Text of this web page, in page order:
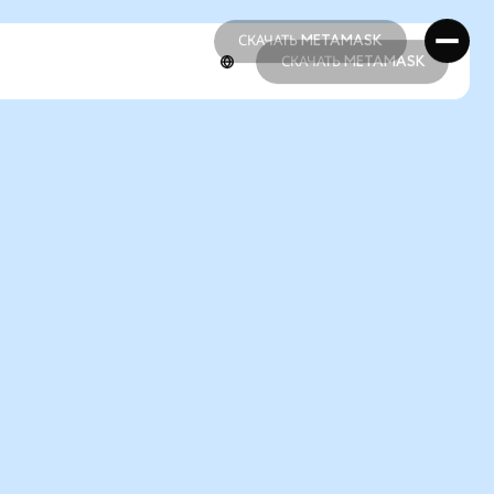
СКАЧАТЬ METAMASK
СКАЧАТЬ METAMASK
СКАЧАТЬ METAMASK